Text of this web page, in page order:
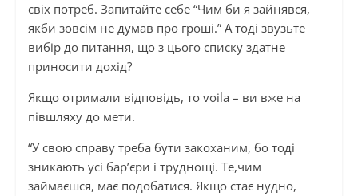
свіх потреб. Запитайте себе “Чим би я зайнявся,
якби зовсім не думав про гроші.” А тоді звузьте
вибір до питання, що з цього списку здатне
приносити дохід?
Якщо отримали відповідь, то voila – ви вже на
півшляху до мети.
“У свою справу треба бути закоханим, бо тоді
зникають усі бар’єри і труднощі. Те,чим
займаєшся, має подобатися. Якщо стає нудно,